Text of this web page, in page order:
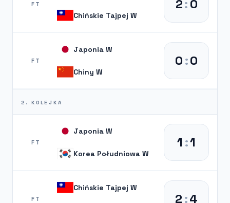
FT
Chińskie Tajpej W
2:0
FT
Japonia W
Chiny W
0:0
2. KOLEJKA
FT
Japonia W
Korea Południowa W
1 :1
FT
Chińskie Tajpej W
2:4